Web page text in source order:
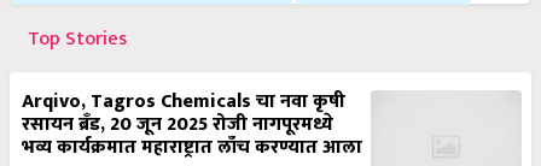
Top Stories
Arqivo, Tagros Chemicals चा नवा कृषी
रसायन ब्रँड, 20 जून 2025 रोजी नागपूरमध्ये
भव्य कार्यक्रमात महाराष्ट्रात लाँच करण्यात आला